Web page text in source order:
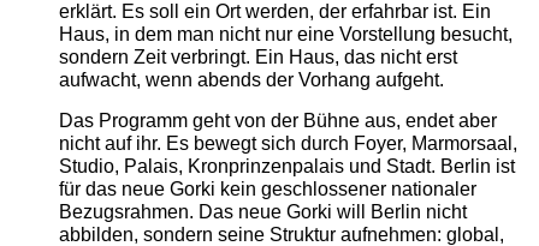
erklärt. Es soll ein Ort werden, der erfahrbar ist. Ein
Haus, in dem man nicht nur eine Vorstellung besucht,
sondern Zeit verbringt. Ein Haus, das nicht erst
aufwacht, wenn abends der Vorhang aufgeht.
Das Programm geht von der Bühne aus, endet aber
nicht auf ihr. Es bewegt sich durch Foyer, Marmorsaal,
Studio, Palais, Kronprinzenpalais und Stadt. Berlin ist
für das neue Gorki kein geschlossener nationaler
Bezugsrahmen. Das neue Gorki will Berlin nicht
abbilden, sondern seine Struktur aufnehmen: global,